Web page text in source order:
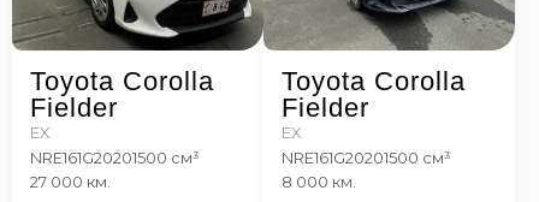
Toyota Corolla
Fielder
EX
NRE161G20201500 см³
27 000 км.
Toyota Corolla
Fielder
EX
NRE161G20201500 см³
8 000 км.